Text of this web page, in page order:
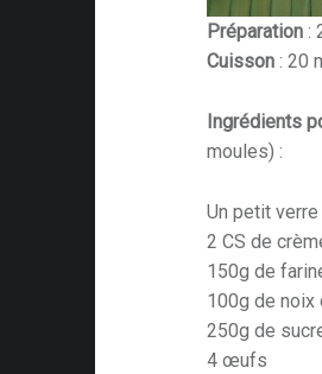
Préparation :
Cuisson : 20
Ingrédients
moules) :
Un petit verre
2 CS de
150g de
100g de noix
250g de
4 œufs